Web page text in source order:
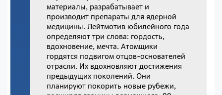
материалы, разрабатывает и
производит препараты для ядерной
медицины. Лейтмотив юбилейного года
определяют три слова: гордость,
вдохновение, мечта. Атомщики
гордятся подвигом отцов-основателей
отрасли. Их вдохновляют достижения
предыдущих поколений. Они
планируют покорить новые рубежи,